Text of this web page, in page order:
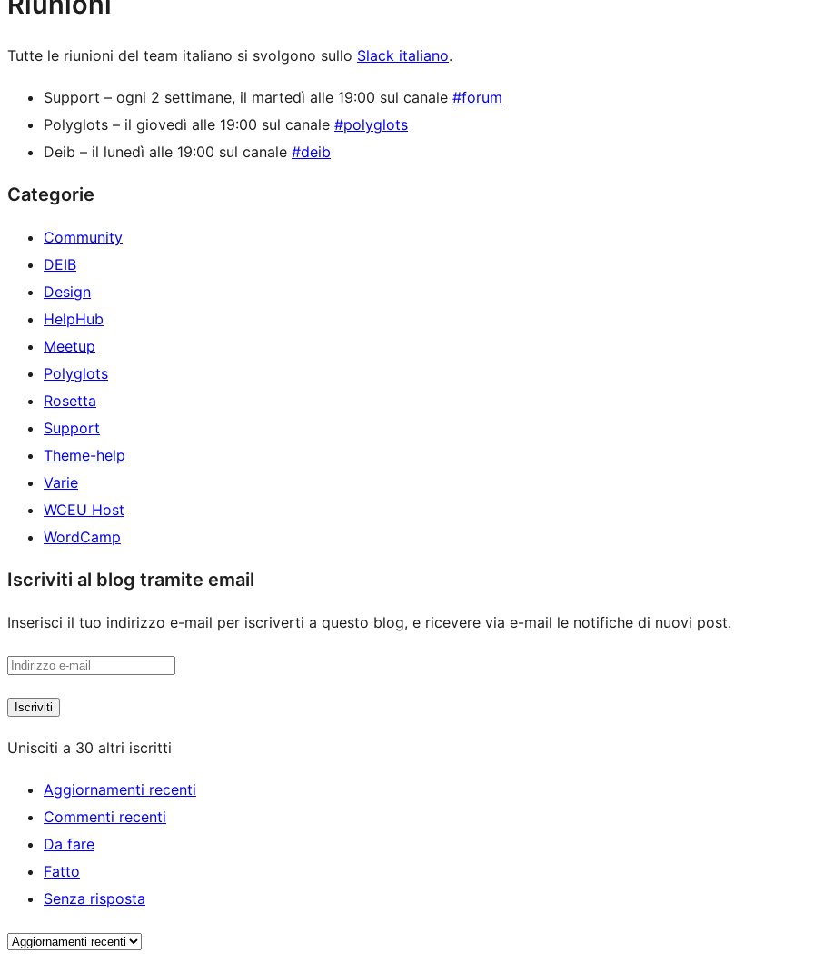
Tutte le riunioni del team italiano si svolgono sullo Slack italiano.
Support – ogni 2 settimane, il martedì alle 19:00 sul canale #forum
Polyglots – il giovedì alle 19:00 sul canale #polyglots
Deib – il lunedì alle 19:00 sul canale #deib
Categorie
Community
DEIB
Design
HelpHub
Meetup
Polyglots
Rosetta
Support
Theme-help
Varie
WCEU Host
WordCamp
Iscriviti al blog tramite email
Inserisci il tuo indirizzo e-mail per iscriverti a questo blog, e ricevere via e-mail le notifiche di nuovi post.
Indirizzo
mail
Iscriviti
Unisciti a 30 altri iscritti
Aggiornamenti recenti
Commenti recenti
Da fare
Fatto
Senza risposta